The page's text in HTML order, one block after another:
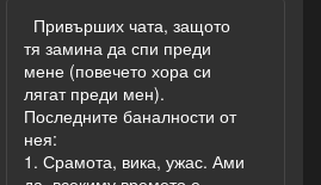
Привърших чата, защото
тя замина да спи преди
мене (повечето хора си
лягат преди мен).
Последните баналности от
нея:
1. Срамота, вика, ужас. Ами